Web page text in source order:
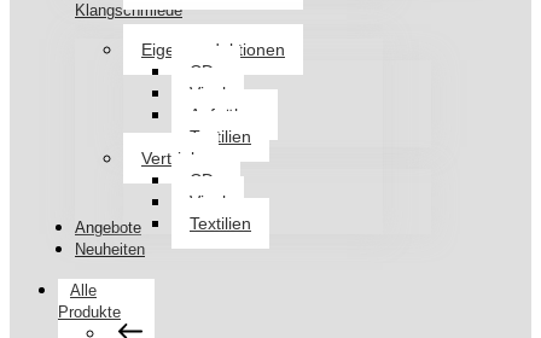
Klangschmiede
Eigenproduktionen
CDs
Vinyl
Aufnäher
Textilien
Vertrieb
CDs
Vinyl
Textilien
Angebote
Neuheiten
Alle
Produkte